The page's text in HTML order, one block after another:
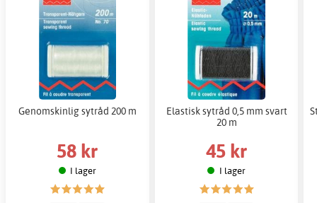
Genomskinlig sytråd 200 m
58 kr
I lager
Elastisk sytråd 0,5 mm svart
20 m
45 kr
I lager